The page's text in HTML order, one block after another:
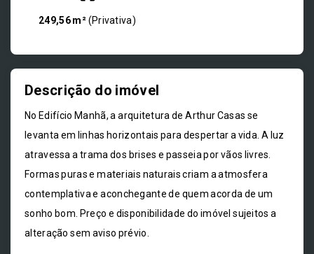
249,56 m²(Privativa)
Descrição do imóvel
No Edifício Manhã, a arquitetura de Arthur Casas se
levanta em linhas horizontais para despertar a vida. A luz
atravessa a trama dos brises e passeia por vãos livres.
Formas puras e materiais naturais criam a atmosfera
contemplativa e aconchegante de quem acorda de um
sonho bom. Preço e disponibilidade do imóvel sujeitos a
alteração sem aviso prévio.